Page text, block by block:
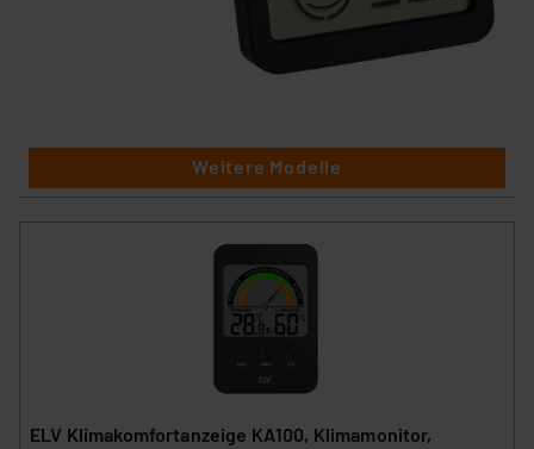
Weitere Modelle
ELV Klimakomfortanzeige KA100, Klimamonitor,